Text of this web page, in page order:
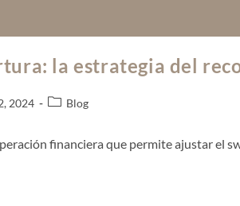
la estrategia del
2024 Blog
financiera que permite ajustar el